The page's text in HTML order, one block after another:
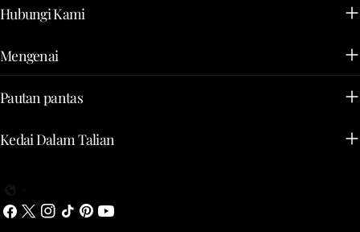
Hubungi Kami
Mengenai
Pautan pantas
Kedai Dalam Talian
Facebook
X
Instagram
TikTokPinterest
YouTube